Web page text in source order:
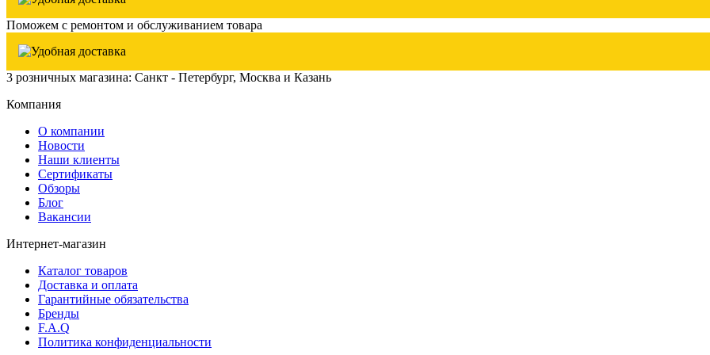
Поможем с ремонтом и обслуживанием товара
3 розничных магазина: Санкт - Петербург, Москва и Казань
Компания
О компании
Новости
Наши клиенты
Сертификаты
Обзоры
Блог
Вакансии
Интернет-магазин
Каталог товаров
Доставка и оплата
Гарантийные обязательства
Бренды
F.A.Q
Политика конфиденциальности